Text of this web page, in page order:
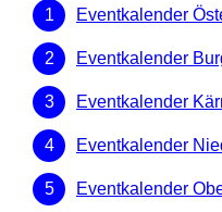
Eventkalender
Eventkalender
Eventkalender
Eventkalender
Eventkalender